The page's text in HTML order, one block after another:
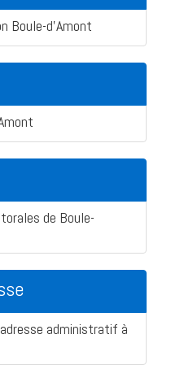
Boule-d'Amont
de Boule-
administratif à